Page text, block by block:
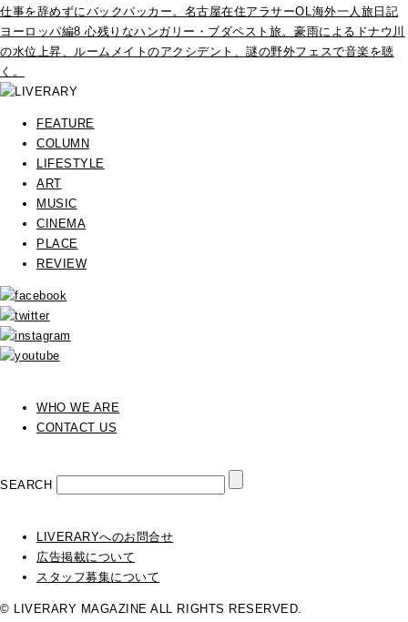
仕事を辞めずにバックパッカー。名古屋在住アラサーOL海外一人旅日記
ヨーロッパ編8 心残りなハンガリー・ブダペスト旅。豪雨によるドナウ川
の水位上昇、ルームメイトのアクシデント、謎の野外フェスで音楽を聴
く。
FEATURE
COLUMN
LIFESTYLE
ART
MUSIC
CINEMA
PLACE
REVIEW
WHO WE ARE
CONTACT US
SEARCH
LIVERARYへのお問合せ
広告掲載について
スタッフ募集について
© LIVERARY MAGAZINE ALL RIGHTS RESERVED.